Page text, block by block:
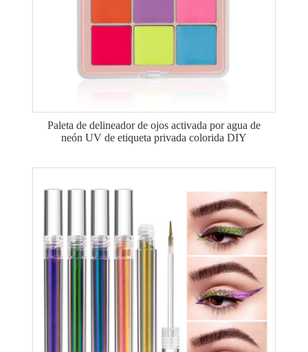
Paleta de delineador de ojos activada por agua de
neón UV de etiqueta privada colorida DIY